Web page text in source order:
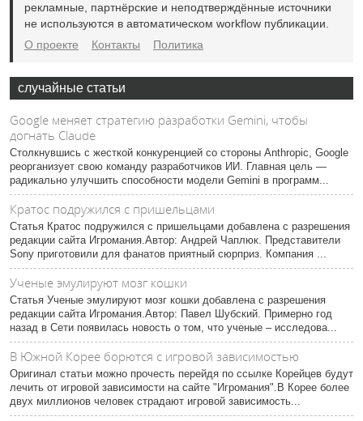
рекламные, партнёрские и неподтверждённые источники
не используются в автоматическом workflow публикации.
О проекте
Контакты Политика
случайные статьи
Google меняет стратегию разработки Gemini, чтобы
догнать Claude
Столкнувшись с жесткой конкуренцией со стороны Anthropic, Google
реорганизует свою команду разработчиков ИИ. Главная цель —
радикально улучшить способности модели Gemini в программ...
Кратос подружился с пришельцами
Статья Кратос подружился с пришельцами добавлена с разрешения
редакции сайта Игромания.Автор: Андрей Чаплюк. Представители
Sony приготовили для фанатов приятный сюрприз. Компания ...
Ученые эмулируют мозг кошки
Статья Ученые эмулируют мозг кошки добавлена с разрешения
редакции сайта Игромания.Автор: Павел Шубский. Примерно год
назад в Сети появилась новость о том, что ученые – исследова...
В Южной Корее борются с игровой зависимостью
Оригинал статьи можно прочесть перейдя по ссылке Корейцев будут
лечить от игровой зависимости на сайте "Игромания".В Корее более
двух миллионов человек страдают игровой зависимость...